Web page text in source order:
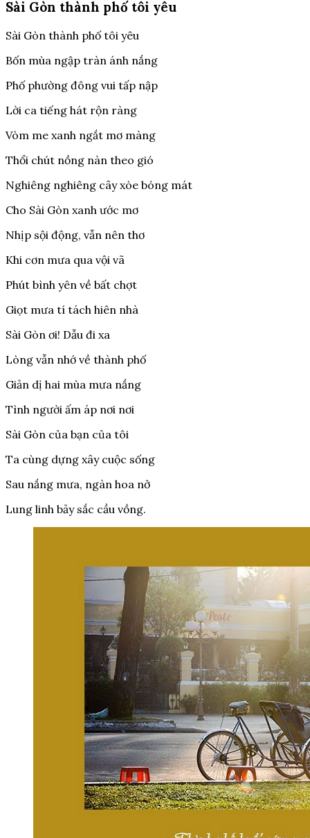
Sài Gòn thành phố tôi yêu
Sài Gòn thành phố tôi yêu
Bốn mùa ngập tràn ánh nắng
Phố phường đông vui tấp nập
Lời ca tiếng hát rộn ràng
Vòm me xanh ngắt mơ màng
Thổi chút nồng nàn theo gió
Nghiêng nghiêng cây xòe bóng mát
Cho Sài Gòn xanh ước mơ
Nhịp sội động, vẫn nên thơ
Khi cơn mưa qua vội vã
Phút bình yên về bất chợt
Giọt mưa tí tách hiên nhà
Sài Gòn ơi! Dẫu đi xa
Lòng vẫn nhớ về thành phố
Giản dị hai mùa mưa nắng
Tình người ấm áp nơi nơi
Sài Gòn của bạn của tôi
Ta cùng dựng xây cuộc sống
Sau nắng mưa, ngàn hoa nở
Lung linh bảy sắc cầu vồng.